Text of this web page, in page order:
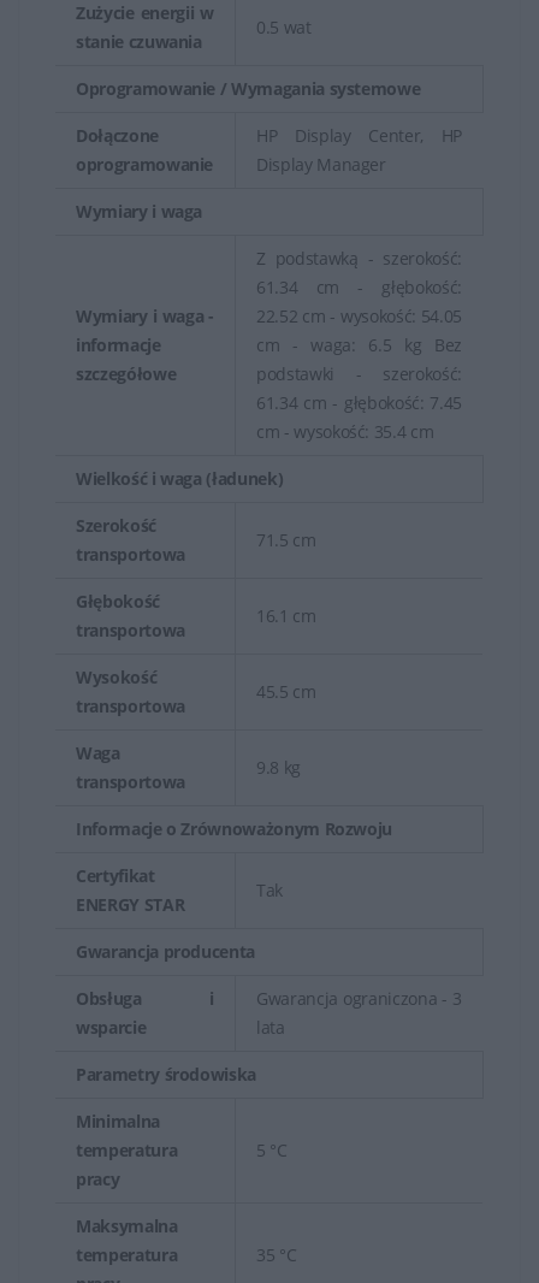
Zużycie energii w
stanie czuwania
0.5 wat
Oprogramowanie / Wymagania systemowe
Dołączone
oprogramowanie
HP Display Center, HP
Display Manager
Wymiary i waga
Wymiary i waga -
informacje
szczegółowe
Z podstawką - szerokość:
61.34 cm - głębokość:
22.52 cm - wysokość: 54.05
cm - waga: 6.5 kg Bez
podstawki - szerokość:
61.34 cm - głębokość: 7.45
cm - wysokość: 35.4 cm
Wielkość i waga (ładunek)
Szerokość
transportowa
71.5 cm
Głębokość
transportowa
16.1 cm
Wysokość
transportowa
45.5 cm
Waga
transportowa
9.8 kg
Informacje o Zrównoważonym Rozwoju
Certyfikat
ENERGY STAR
Tak
Gwarancja producenta
Obsługa i
wsparcie
Gwarancja ograniczona - 3
lata
Parametry środowiska
Minimalna
temperatura
pracy
5 °C
Maksymalna
temperatura
35 °C